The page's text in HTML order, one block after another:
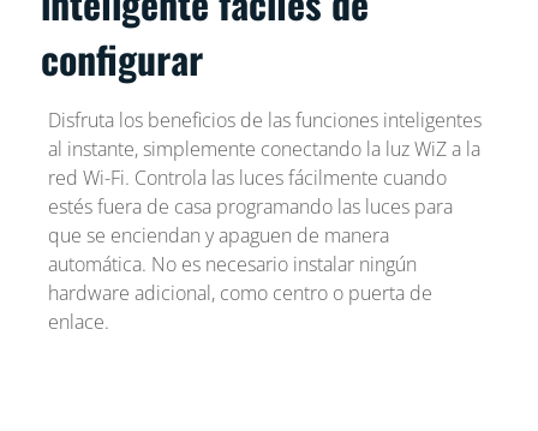
configurar
Disfruta los beneficios de las funciones inteligentes
al instante, simplemente conectando la luz WiZ a la
red Wi-Fi. Controla las luces fácilmente cuando
estés fuera de casa programando las luces para
que se enciendan y apaguen de manera
automática. No es necesario instalar ningún
hardware adicional, como centro o puerta de
enlace.